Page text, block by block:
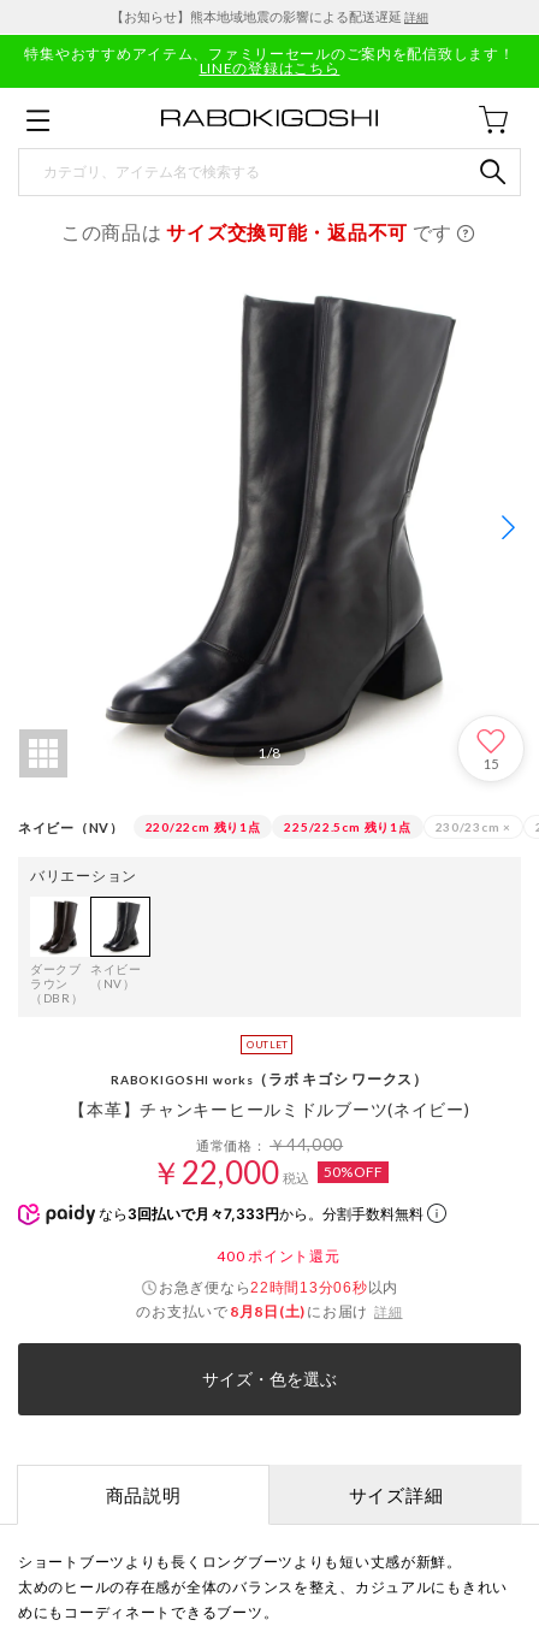
【お知らせ】熊本地域地震の影響による配送遅延 詳細
特集やおすすめアイテム、ファミリーセールのご案内を配信致します！
LINEの登録はこちら
この商品はサイズ交換可能・返品不可 です
1/8
15
ネイビー（NV） 220/22cm 残り1点 225/22.5cm 残り1点 230/23cm ×
バリエーション
ダークブ
ラウン
（DBR）
ネイビー
（NV）
RABOKIGOSHI works （ラボ キゴシ ワークス）
【本革】チャンキーヒールミドルブーツ(ネイビー)
通常価格：￥44,000
￥22,000 税込 50%OFF
なら 3回払いで月々7,333円から。分割手数料無料
400 ポイント還元
お急ぎ便なら22時間13分06秒以内
のお支払いで 8月8日(土) にお届け 詳細
サイズ・色を選ぶ
商品説明 サイズ詳細
ショートブーツよりも長くロングブーツよりも短い丈感が新鮮。
太めのヒールの存在感が全体のバランスを整え、カジュアルにもきれい
めにもコーディネートできるブーツ。